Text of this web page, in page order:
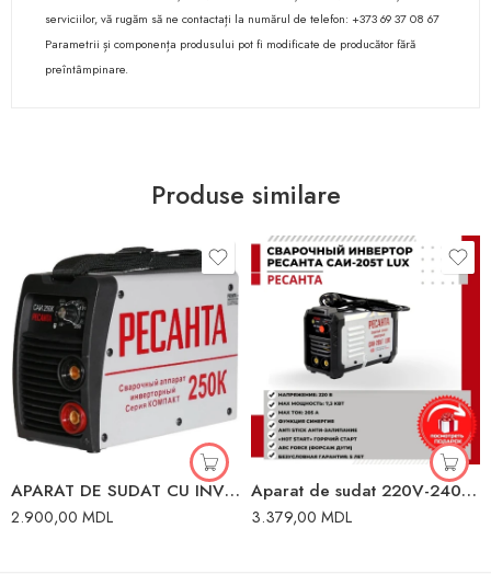
serviciilor, vă rugăm să ne contactați la numărul de telefon: +373 69 37 08 67
Parametrii și componența produsului pot fi modificate de producător fără
preîntâmpinare.
Produse similare
APARAT DE SUDAT CU INVERTOR COMPACT 250A 65/38 RESANTA 250K
2.900,00 MDL
Aparat de sudat 220V-240V Resanta
3.379,00 MDL